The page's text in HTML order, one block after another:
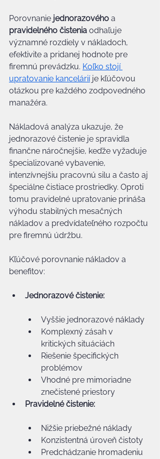
Porovnanie jednorazového a
pravidelného čistenia odhaľuje
významné rozdiely v nákladoch,
efektivite a pridanej hodnote pre
firemnú prevádzku. Koľko stojí
upratovanie kancelárií je kľúčovou
otázkou pre každého zodpovedného
manažéra.
Nákladová analýza ukazuje, že
jednorazové čistenie je spravidla
finančne náročnejšie, keďže vyžaduje
špecializované vybavenie,
intenzívnejšiu pracovnú silu a často aj
špeciálne čistiace prostriedky. Oproti
tomu pravidelné upratovanie prináša
výhodu stabilných mesačných
nákladov a predvídateľného rozpočtu
pre firemnú údržbu.
Kľúčové porovnanie nákladov a
benefitov:
Jednorazové čistenie:
Vyššie jednorazové náklady
Komplexný zásah v
kritických situáciách
Riešenie špecifických
problémov
Vhodné pre mimoriadne
znečistené priestory
Pravidelné čistenie:
Nižšie priebežné náklady
Konzistentná úroveň čistoty
Predchádzanie hromadeniu